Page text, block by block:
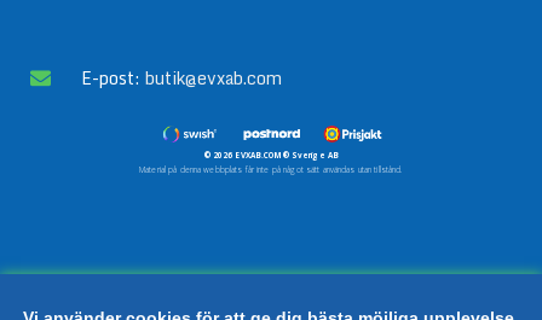
E-post: butik@evxab.com
© 2026 EVXAB.COM® Sverige AB
Material på denna webbplats får inte på något sätt användas utan tillstånd.